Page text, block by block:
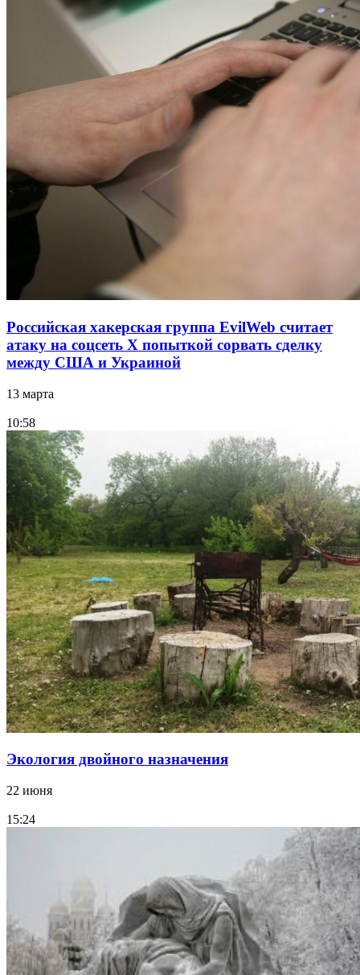
Российская хакерская группа EvilWeb считает
атаку на соцсеть Х попыткой сорвать сделку
между США и Украиной
13 марта
10:58
Экология двойного назначения
22 июня
15:24